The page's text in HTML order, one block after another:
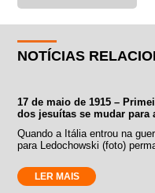
NOTÍCIAS
17 de maio de 1915 –
dos jesuítas se mudar para
Quando a Itália entrou na
para Ledochowski (foto)
LER MAIS